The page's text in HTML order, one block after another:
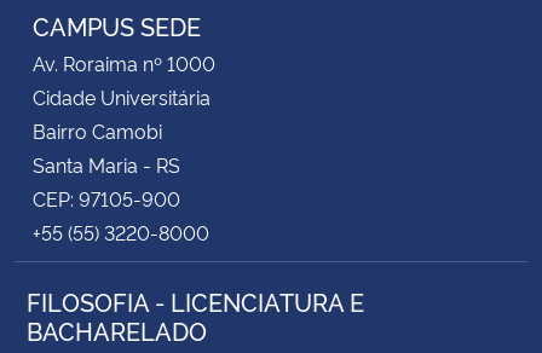
CAMPUS SEDE
Av. Roraima nº 1000
Cidade Universitária
Bairro Camobi
Santa Maria - RS
CEP: 97105-900
+55 (55) 3220-8000
FILOSOFIA - LICENCIATURA E
BACHARELADO